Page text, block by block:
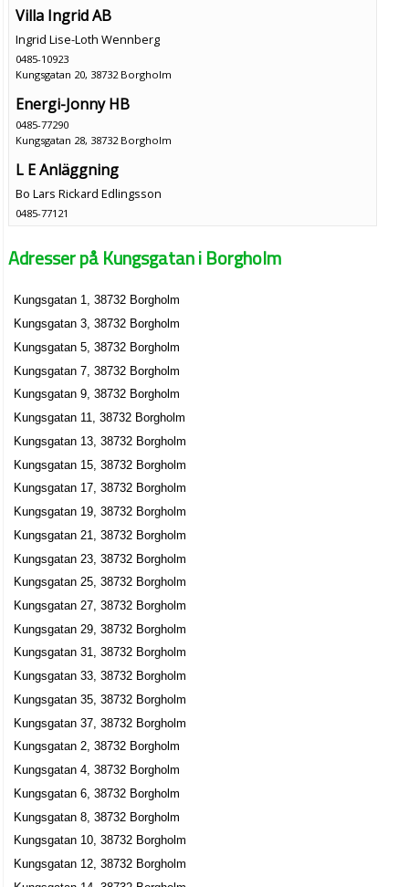
Villa Ingrid AB
Ingrid Lise-Loth Wennberg
0485-10923
Kungsgatan 20, 38732 Borgholm
Energi-Jonny HB
0485-77290
Kungsgatan 28, 38732 Borgholm
L E Anläggning
Bo Lars Rickard Edlingsson
0485-77121
L E Anläggning AB
070-3488283
Kungsgatan 36, 38732 Borgholm
Selldén, Tobias
0485-77595
Kungsgatan 8, 38732 Borgholm
Adresser på Kungsgatan i Borgholm
Kungsgatan 1, 38732 Borgholm
Kungsgatan 3, 38732 Borgholm
Kungsgatan 5, 38732 Borgholm
Kungsgatan 7, 38732 Borgholm
Kungsgatan 9, 38732 Borgholm
Kungsgatan 11, 38732 Borgholm
Kungsgatan 13, 38732 Borgholm
Kungsgatan 15, 38732 Borgholm
Kungsgatan 17, 38732 Borgholm
Kungsgatan 19, 38732 Borgholm
Kungsgatan 21, 38732 Borgholm
Kungsgatan 23, 38732 Borgholm
Kungsgatan 25, 38732 Borgholm
Kungsgatan 27, 38732 Borgholm
Kungsgatan 29, 38732 Borgholm
Kungsgatan 31, 38732 Borgholm
Kungsgatan 33, 38732 Borgholm
Kungsgatan 35, 38732 Borgholm
Kungsgatan 37, 38732 Borgholm
Kungsgatan 2, 38732 Borgholm
Kungsgatan 4, 38732 Borgholm
Kungsgatan 6, 38732 Borgholm
Kungsgatan 8, 38732 Borgholm
Kungsgatan 10, 38732 Borgholm
Kungsgatan 12, 38732 Borgholm